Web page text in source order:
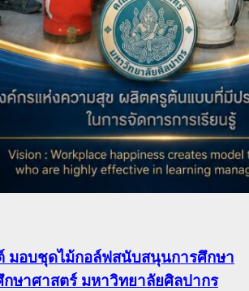
มอบชุดไม้กอล์ฟสนับสนุนการศึกษา
ษาศาสตร์ มหาวิทยาลัยศิลปากร